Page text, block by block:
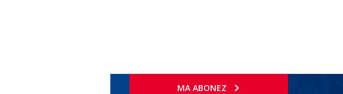
MA ABONEZ